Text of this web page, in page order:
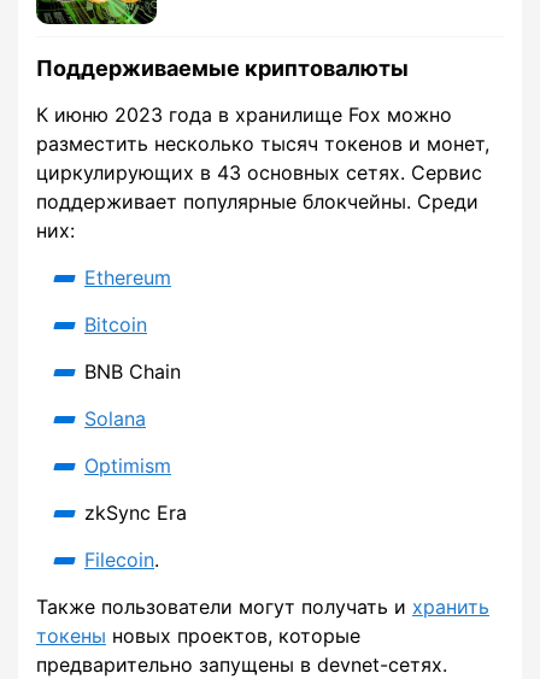
Поддерживаемые криптовалюты
К июню 2023 года в хранилище Fox можно
разместить несколько тысяч токенов и монет,
циркулирующих в 43 основных сетях. Сервис
поддерживает популярные блокчейны. Среди
них:
Ethereum
Bitcoin
BNB Chain
Solana
Optimism
zkSync Era
Filecoin.
Также пользователи могут получать и хранить
токены новых проектов, которые
предварительно запущены в devnet-сетях.